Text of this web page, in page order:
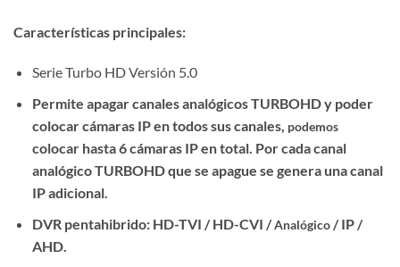
Características principales:
Serie Turbo HD Versión 5.0
Permite apagar canales analógicos TURBOHD y poder
colocar cámaras IP en todos sus canales, podemos
colocar hasta 6 cámaras IP en total. Por cada canal
analógico TURBOHD que se apague se genera una canal
IP adicional.
DVR pentahibrido: HD-TVI / HD-CVI /Analógico/ IP /
AHD.